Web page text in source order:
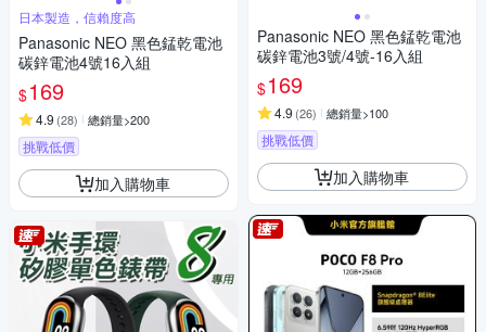
日本製造，信賴度高
Panasonic NEO 黑色錳乾電池
碳鋅電池4號16入組
$169
4.9 (28) 總銷量>200
挑戰低價
加入購物車
Panasonic NEO 黑色錳乾電池
碳鋅電池3號/4號-16入組
$169
4.9 (26) 總銷量>100
挑戰低價
加入購物車